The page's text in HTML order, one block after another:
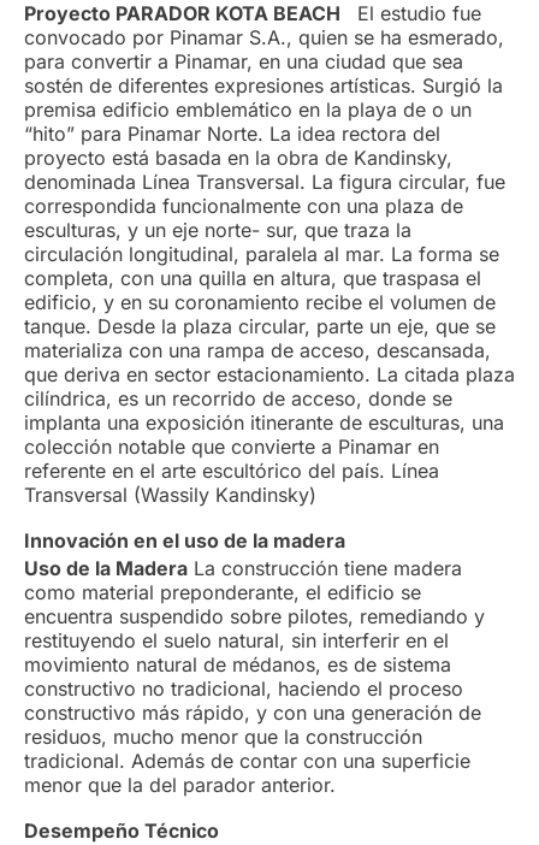
Proyecto PARADOR KOTA BEACH
El estudio fue
convocado por Pinamar S.A., quien se ha esmerado,
para convertir a Pinamar, en una ciudad que sea
sostén de diferentes expresiones artísticas. Surgió la
premisa edificio emblemático en la playa de o un
“hito” para Pinamar Norte. La idea rectora del
proyecto está basada en la obra de Kandinsky,
denominada Línea Transversal. La figura circular, fue
correspondida funcionalmente con una plaza de
esculturas, y un eje norte- sur, que traza la
circulación longitudinal, paralela al mar. La forma se
completa, con una quilla en altura, que traspasa el
edificio, y en su coronamiento recibe el volumen de
tanque. Desde la plaza circular, parte un eje, que se
materializa con una rampa de acceso, descansada,
que deriva en sector estacionamiento. La citada plaza
cilíndrica, es un recorrido de acceso, donde se
implanta una exposición itinerante de esculturas, una
colección notable que convierte a Pinamar en
referente en el arte escultórico del país. Línea
Transversal (Wassily Kandinsky)
Innovación en el uso de la madera
Uso de la Madera La construcción tiene madera
como material preponderante, el edificio se
encuentra suspendido sobre pilotes, remediando y
restituyendo el suelo natural, sin interferir en el
movimiento natural de médanos, es de sistema
constructivo no tradicional, haciendo el proceso
constructivo más rápido, y con una generación de
residuos, mucho menor que la construcción
tradicional. Además de contar con una superficie
menor que la del parador anterior.
Desempeño Técnico